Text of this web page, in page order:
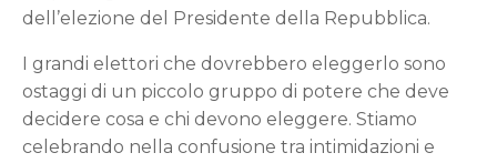
dell’elezione del Presidente della Repubblica.
I grandi elettori che dovrebbero eleggerlo sono
ostaggi di un piccolo gruppo di potere che deve
decidere cosa e chi devono eleggere. Stiamo
celebrando nella confusione tra intimidazioni e